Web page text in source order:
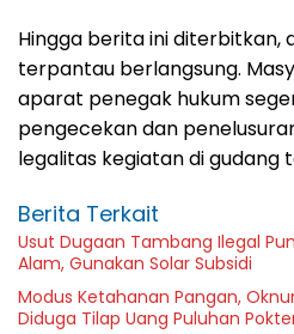
Hingga berita ini diterbitkan,
terpantau berlangsung.
aparat penegak hukum
pengecekan dan
legalitas kegiatan di gudang
Berita Terkait
Usut Dugaan Tambang Ilegal
Alam, Gunakan Solar Subsidi
Modus Ketahanan Pangan,
Diduga Tilap Uang Puluhan